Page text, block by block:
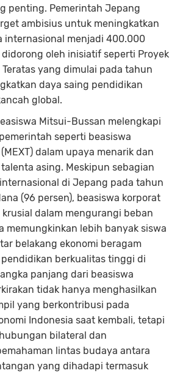
penting. Pemerintah Jepang
ambisius untuk meningkatkan
internasional menjadi 400.000
oleh inisiatif seperti Proyek
yang dimulai pada tahun
daya saing pendidikan
global.
Mitsui-Bussan melengkapi
seperti beasiswa
dalam upaya menarik dan
asing. Meskipun sebagian
di Jepang pada tahun
(96 persen), beasiswa korporat
dalam mengurangi beban
memungkinkan lebih banyak siswa
belakang ekonomi beragam
berkualitas tinggi di
panjang dari beasiswa
tidak hanya menghasilkan
yang berkontribusi pada
Indonesia saat kembali, tetapi
bilateral dan
lintas budaya antara
yang dihadapi termasuk